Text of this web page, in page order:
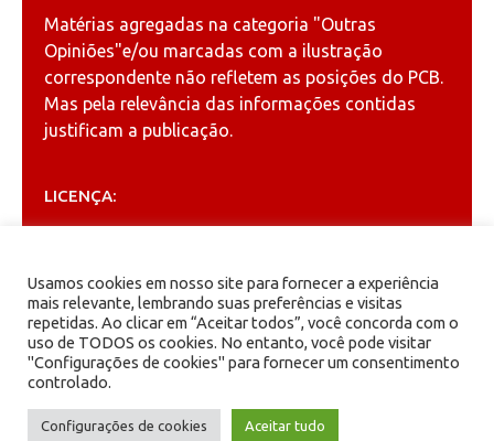
Matérias agregadas na categoria "Outras
Opiniões"e/ou marcadas com a ilustração
correspondente não refletem as posições do PCB.
Mas pela relevância das informações contidas
justificam a publicação.
LICENÇA:
Creative Commons
ARQUIVOS
Arquivos
Usamos cookies em nosso site para fornecer a experiência
mais relevante, lembrando suas preferências e visitas
repetidas. Ao clicar em “Aceitar todos”, você concorda com o
uso de TODOS os cookies. No entanto, você pode visitar
"Configurações de cookies" para fornecer um consentimento
controlado.
Configurações de cookies Aceitar tudo